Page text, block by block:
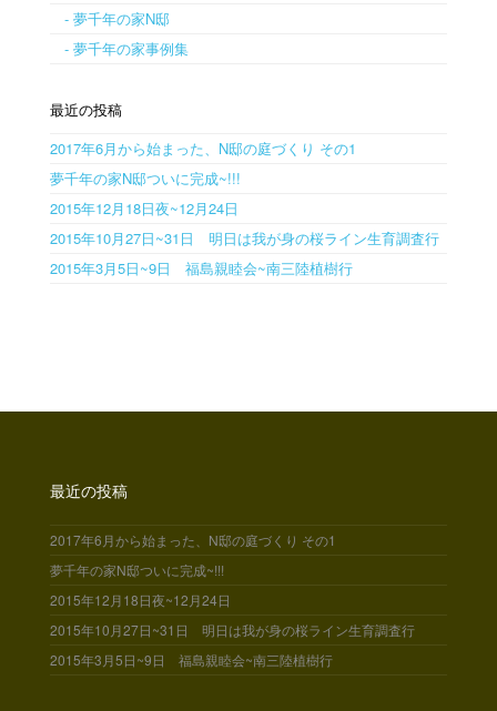
- 夢千年の家N邸
- 夢千年の家事例集
最近の投稿
2017年6月から始まった、N邸の庭づくり その1
夢千年の家N邸ついに完成~!!!
2015年12月18日夜~12月24日
2015年10月27日~31日 明日は我が身の桜ライン生育調査行
2015年3月5日~9日 福島親睦会~南三陸植樹行
最近の投稿
2017年6月から始まった、N邸の庭づくり その1
夢千年の家N邸ついに完成~!!!
2015年12月18日夜~12月24日
2015年10月27日~31日 明日は我が身の桜ライン生育調査行
2015年3月5日~9日 福島親睦会~南三陸植樹行